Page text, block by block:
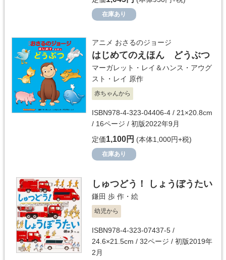
在庫あり
アニメ おさるのジョージ
はじめてのえほん どうぶつ
マーガレット・レイ＆ハンス・アウグ
スト・レイ 原作
赤ちゃんから
ISBN978-4-323-04406-4 / 21×20.8cm
/ 16ページ / 初版2022年9月
定価1,100円 (本体1,000円+税)
在庫あり
しゅつどう！ しょうぼうたい
鎌田 歩 作・絵
幼児から
ISBN978-4-323-07437-5 /
24.6×21.5cm / 32ページ / 初版2019年
2月